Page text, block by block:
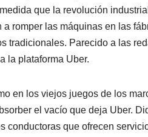
que la revolución
romper las máquinas en las
tradicionales. Parecido a las
la plataforma Uber.
en los viejos juegos de los
el vacío que deja Uber.
conductoras que ofrecen